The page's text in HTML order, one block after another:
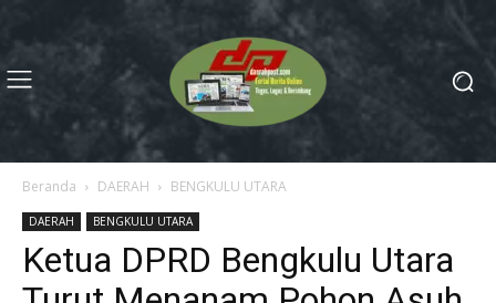
Beranda DAERAH BENGKULU UTARA
DAERAH BENGKULU UTARA
Ketua DPRD Bengkulu Utara